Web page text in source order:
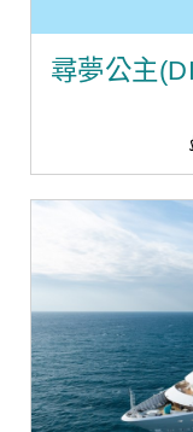
尋夢公主